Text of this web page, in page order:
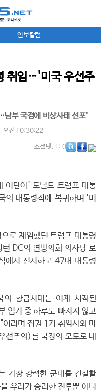
안보칼럼
취임…'미국 우선주
부 국경에 비상사태 선포"
전 10:30:22
소셜댓글: 0
이단아' 도널드 트럼프 대통
의 대통령직에 복귀하며 '미
로 재임했던 트럼프 대통령
DC의 연방의회 의사당 로
에서 선서하고 47대 대통령
의 황금시대는 이제 시작된
임기 중 하루도 빠지지 않고
이라며 집권 1기 취임사와 마
선주의)를 국정의 모토로 내
가장 강력한 군대를 건설할
우리가 승리한 전투뿐 아니